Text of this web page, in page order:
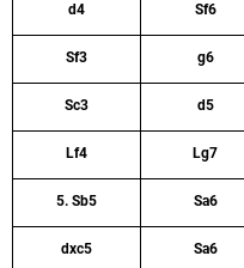
d4 Sf6
Sf3 g6
Sc3 d5
Lf4 Lg7
5. Sb5 Sa6
dxc5 Sa6